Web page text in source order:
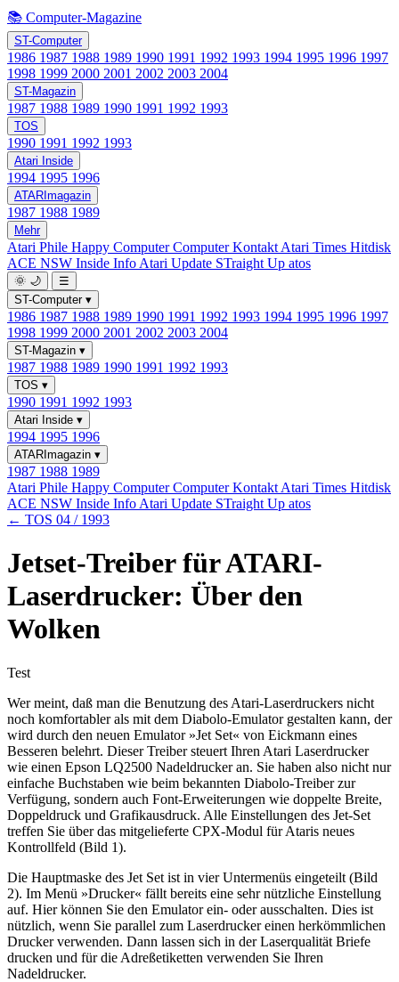
📚 Computer-Magazine
ST-Computer
1986 1987 1988 1989 1990 1991 1992 1993 1994 1995 1996 1997
1998 1999 2000 2001 2002 2003 2004
ST-Magazin
1987 1988 1989 1990 1991 1992 1993
TOS
1990 1991 1992 1993
Atari Inside
1994 1995 1996
ATARImagazin
1987 1988 1989
Mehr
Atari Phile Happy ComputerComputer Kontakt Atari Times Hitdisk
ACE NSW Inside Info Atari Update STraight Up atos
🌞 🌙
☰
ST-Computer ▾
1986 1987 1988 1989 1990 1991 1992 1993 1994 1995 1996 1997
1998 1999 2000 2001 2002 2003 2004
ST-Magazin ▾
1987 1988 1989 1990 1991 1992 1993
TOS ▾
1990 1991 1992 1993
Atari Inside ▾
1994 1995 1996
ATARImagazin ▾
1987 1988 1989
Atari Phile Happy ComputerComputer Kontakt Atari Times Hitdisk
ACE NSW Inside Info Atari Update STraight Up atos
← TOS 04 / 1993
Jetset-Treiber für ATARI-
Laserdrucker: Über den
Wolken
Test
Wer meint, daß man die Benutzung des Atari-Laserdruckers nicht
noch komfortabler als mit dem Diabolo-Emulator gestalten kann, der
wird durch den neuen Emulator »Jet Set« von Eickmann eines
Besseren belehrt. Dieser Treiber steuert Ihren Atari Laserdrucker
wie einen Epson LQ2500 Nadeldrucker an. Sie haben also nicht nur
einfache Buchstaben wie beim bekannten Diabolo-Treiber zur
Verfügung, sondern auch Font-Erweiterungen wie doppelte Breite,
Doppeldruck und Grafikausdruck. Alle Einstellungen des Jet-Set
treffen Sie über das mitgelieferte CPX-Modul für Ataris neues
Kontrollfeld (Bild 1).
Die Hauptmaske des Jet Set ist in vier Untermenüs eingeteilt (Bild
2). Im Menü »Drucker« fällt bereits eine sehr nützliche Einstellung
auf. Hier können Sie den Emulator ein- oder ausschalten. Dies ist
nützlich, wenn Sie parallel zum Laserdrucker einen herkömmlichen
Drucker verwenden. Dann lassen sich in der Laserqualität Briefe
drucken und für die Adreßetiketten verwenden Sie Ihren
Nadeldrucker.